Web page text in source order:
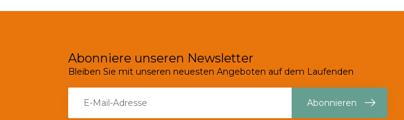
Abonniere unseren Newsletter
Bleiben Sie mit unseren neuesten Angeboten auf dem Laufenden
Abonnieren